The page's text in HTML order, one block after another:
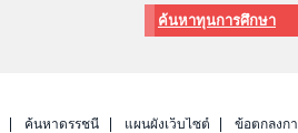
ค้นหาทุนการศึกษา
ค้นหาดรรชนี แผนผังเว็บไซต์
ข้อตกลงก